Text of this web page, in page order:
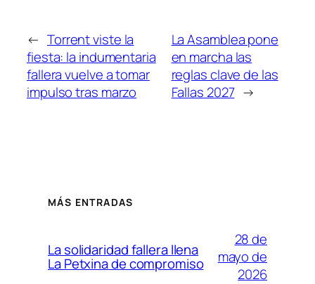
← Torrent viste la
fiesta: la indumentaria
fallera vuelve a tomar
impulso tras marzo
La Asamblea pone
en marcha las
reglas clave de las
Fallas 2027 →
MÁS ENTRADAS
La solidaridad fallera llena
La Petxina de compromiso
28 de
mayo de
2026